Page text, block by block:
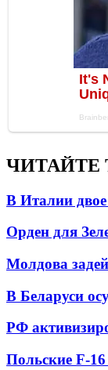
ЧИТАЙТЕ
В Италии
Орден для
Молдова
В Беларуси
РФ
Польские F-